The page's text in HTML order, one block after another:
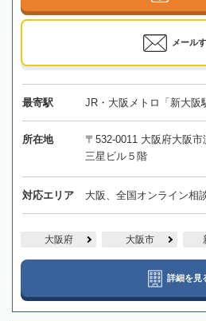
メール
最寄駅 JR・大阪メトロ「新大阪
所在地
〒532-0011 大阪府大阪
三星ビル５階
対応エリア 大阪、全国オンライン相
大阪府 大阪市
詳細を見